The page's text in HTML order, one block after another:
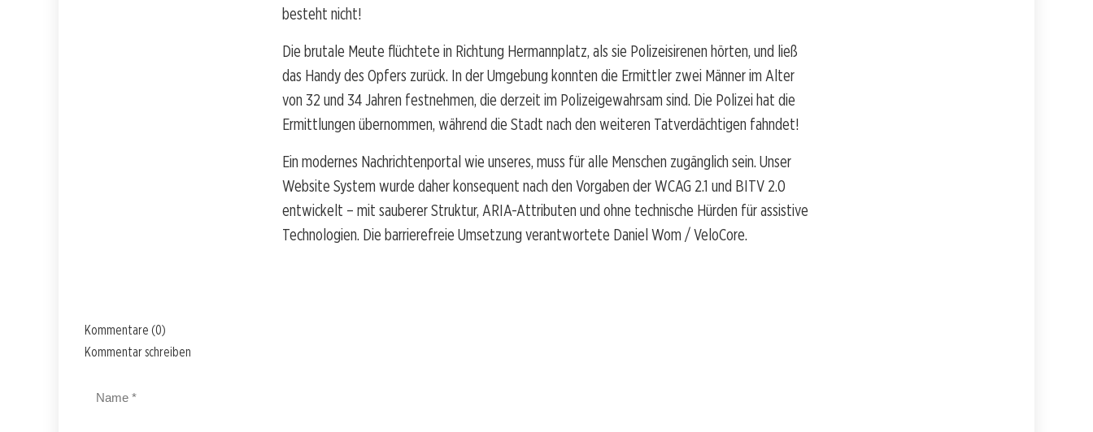
besteht nicht!
Die brutale Meute flüchtete in Richtung Hermannplatz, als sie Polizeisirenen hörten, und ließ
das Handy des Opfers zurück. In der Umgebung konnten die Ermittler zwei Männer im Alter
von 32 und 34 Jahren festnehmen, die derzeit im Polizeigewahrsam sind. Die Polizei hat die
Ermittlungen übernommen, während die Stadt nach den weiteren Tatverdächtigen fahndet!
Ein modernes Nachrichtenportal wie unseres, muss für alle Menschen zugänglich sein. Unser
Website System wurde daher konsequent nach den Vorgaben der WCAG 2.1 und BITV 2.0
entwickelt – mit sauberer Struktur, ARIA-Attributen und ohne technische Hürden für assistive
Technologien. Die barrierefreie Umsetzung verantwortete Daniel Wom / VeloCore.
Kommentare (0)
Kommentar schreiben